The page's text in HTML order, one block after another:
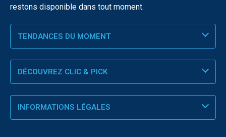
restons disponible dans tout moment.
TENDANCES DU MOMENT
DÉCOUVREZ CLIC & PICK
INFORMATIONS LÉGALES